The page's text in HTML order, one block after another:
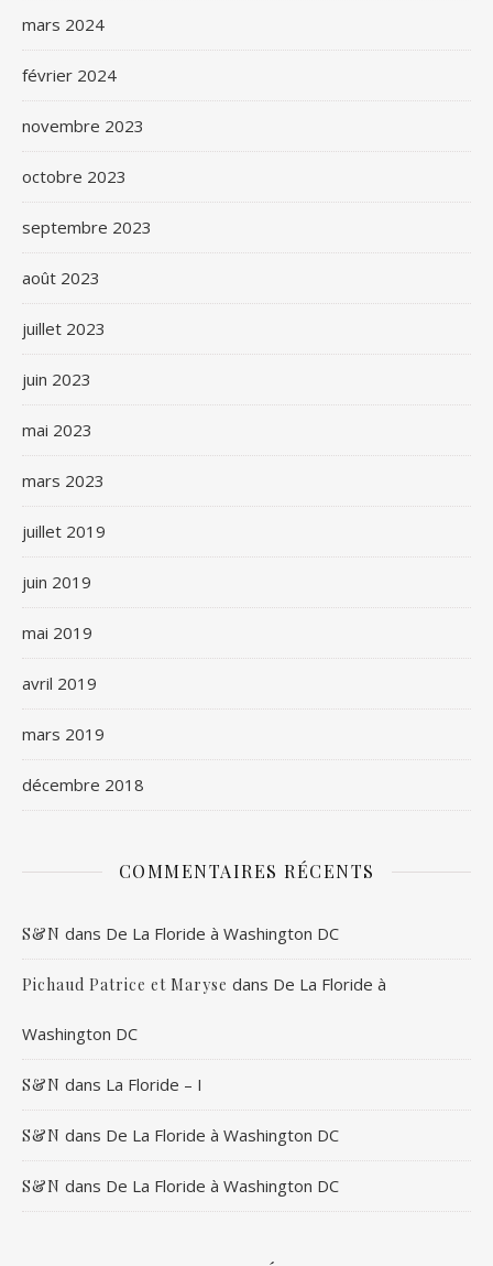
mars 2024
février 2024
novembre 2023
octobre 2023
septembre 2023
août 2023
juillet 2023
juin 2023
mai 2023
mars 2023
juillet 2019
juin 2019
mai 2019
avril 2019
mars 2019
décembre 2018
COMMENTAIRES RÉCENTS
S&N dans De La Floride à Washington DC
Pichaud Patrice et Maryse dans De La Floride à
Washington DC
S&N dans La Floride – I
S&N dans De La Floride à Washington DC
S&N dans De La Floride à Washington DC